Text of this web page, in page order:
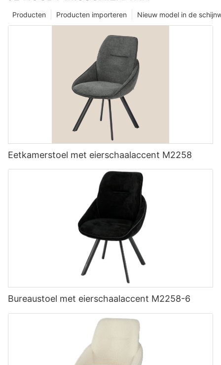
Nieuw model in de
Producten importeren
Producten
Eetkamerstoel met eierschaalaccent M2258
Bureaustoel met eierschaalaccent M2258-6